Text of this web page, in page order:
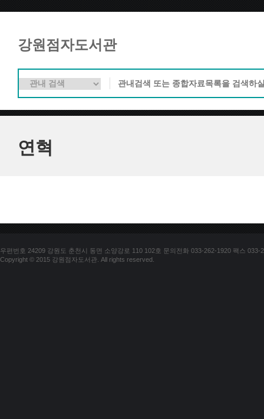
강원점자도서관
연혁
우편번호 24209 강원도 춘천시 동면 소양강로 110 102호 문의전화 033-262-1920 팩스 033-
Copyright © 2015 강원점자도서관. All rights reserved.